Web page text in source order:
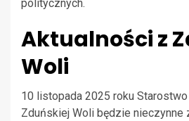
politycznych.
Aktualności z
Woli
10 listopada 2025 roku
Zduńskiej Woli będzie nieczynne